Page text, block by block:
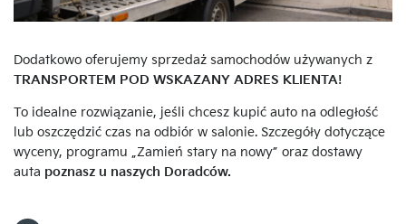
Dodatkowo oferujemy sprzedaż samochodów używanych z
TRANSPORTEM POD WSKAZANY ADRES KLIENTA!
To idealne rozwiązanie, jeśli chcesz kupić auto na odległość
lub oszczędzić czas na odbiór w salonie. Szczegóły dotyczące
wyceny, programu „Zamień stary na nowy” oraz dostawy
auta poznasz u naszych Doradców.